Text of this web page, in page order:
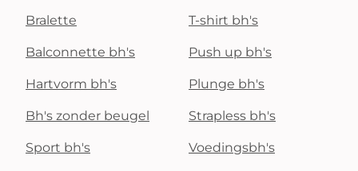
Bralette T-shirt bh's
Balconnette bh's Push up bh's
Hartvorm bh's Plunge bh's
Bh's zonder beugel Strapless bh's
Sport bh's Voedingsbh's